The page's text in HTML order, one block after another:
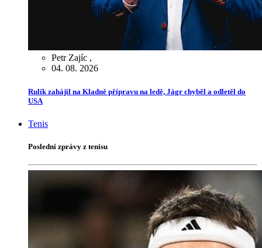
Petr Zajíc ,
04. 08. 2026
Rulík zahájil na Kladně přípravu na ledě, Jágr chyběl a odletěl do
USA
Tenis
Poslední zprávy z tenisu